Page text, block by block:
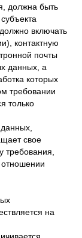
должна быть
включать
контактную
почты
данных, а
которых
требовании
только
свое
требования,
отношении
на